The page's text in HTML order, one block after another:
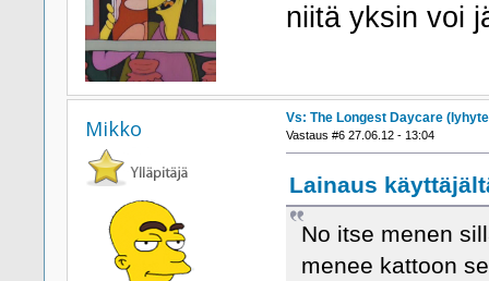
niitä yksin voi
Mikko Vs: The Longest Daycare
Vastaus #6 27.06.12 - 13:04
Lainaus
No itse menen
menee kattoon